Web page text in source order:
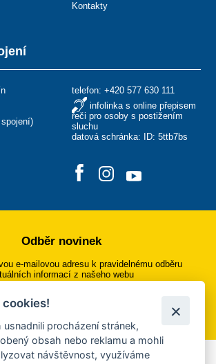
)
telefon: +420 577 630 111
infolinka s online přepisem
řeči pro osoby s postižením
sluchu
datová schránka: ID: 5ttb7bs
Kontakty
Odběr novinek
e-mailovou adresu k pravidelnému odběru
informací z našeho webu
Přihlásit se k odběru
procházení stránek,
obsah nebo reklamu a mohli
návštěvnost, využíváme